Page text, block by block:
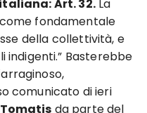
Art. 32.La
fondamentale
della collettività, e
Basterebbe
comunicato di ieri
da parte del